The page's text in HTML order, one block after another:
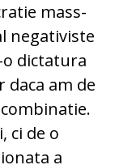
mass-
negativiste
dictatura
am de
ci de o
a